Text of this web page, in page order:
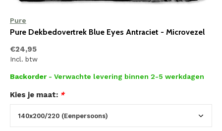
Pure
Pure Dekbedovertrek Blue Eyes Antraciet - Microvezel
€24,95
Incl. btw
Backorder - Verwachte levering binnen 2-5 werkdagen
Kies je maat: *